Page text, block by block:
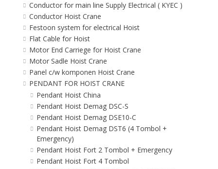
Conductor for main line Supply Electrical ( KYEC )
Conductor Hoist Crane
Festoon system for electrical Hoist
Flat Cable for Hoist
Motor End Carriege for Hoist Crane
Motor Sadle Hoist Crane
Panel c/w komponen Hoist Crane
PENDANT FOR HOIST CRANE
Pendant Hoist China
Pendant Hoist Demag DSC-S
Pendant Hoist Demag DSE10-C
Pendant Hoist Demag DST6 (4 Tombol +
Emergency)
Pendant Hoist Fort 2 Tombol + Emergency
Pendant Hoist Fort 4 Tombol